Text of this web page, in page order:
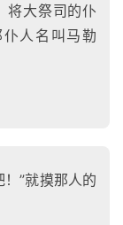
将大祭司的仆
人名叫马勒
”就摸那人的